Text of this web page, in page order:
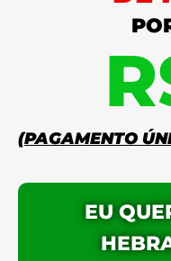
(PAGAMENTO
EU